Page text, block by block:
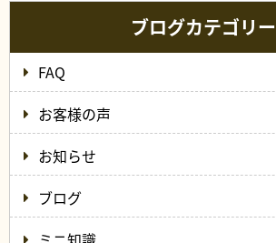
ブログカテゴリー
FAQ
お客様の声
お知らせ
ブログ